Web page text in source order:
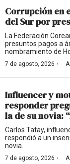
Corrupción en
del Sur por
La Federación
presuntos pagos a
nombramiento de
7 de agosto, 2026 ·
Influencer y
responder
la de su novia:
Carlos Tatay,
respondió a un
novia.
7 de agosto, 2026 ·